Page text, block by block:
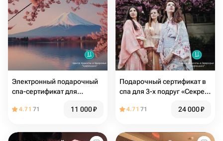
Электронный подарочный
спа-сертификат для
4.71 71 11 000₽
Подарочный сертификат в
спа для 3-х подруг «Секрет
4.71 71 24 000₽